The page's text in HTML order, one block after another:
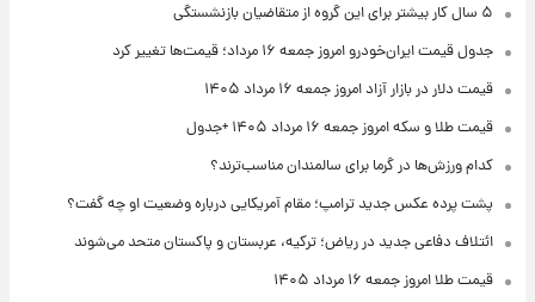
۵ سال کار بیشتر برای این گروه از متقاضیان بازنشستگی
جدول قیمت ایران‌خودرو امروز جمعه ۱۶ مرداد؛ قیمت‌ها تغییر کرد
قیمت دلار در بازار آزاد امروز جمعه ۱۶ مرداد ۱۴۰۵
قیمت طلا و سکه امروز جمعه ۱۶ مرداد ۱۴۰۵ +جدول
کدام ورزش‌ها در گرما برای سالمندان مناسب‌ترند؟
پشت پرده عکس جدید ترامپ؛ مقام آمریکایی درباره وضعیت او چه گفت؟
ائتلاف دفاعی جدید در ریاض؛ ترکیه، عربستان و پاکستان متحد می‌شوند
قیمت طلا امروز جمعه ۱۶ مرداد ۱۴۰۵